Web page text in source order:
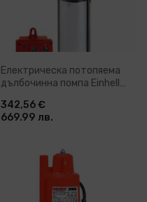
Електрическа потопяема
дълбочинна помпа Einhell
л/ч (4170944)
342,56 €
669.99 лв.